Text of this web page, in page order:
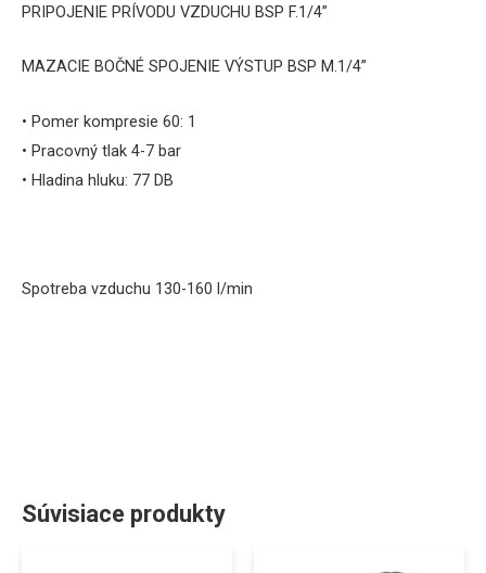
PRIPOJENIE PRÍVODU VZDUCHU BSP F.1/4”
MAZACIE BOČNÉ SPOJENIE VÝSTUP BSP M.1/4”
• Pomer kompresie 60: 1
• Pracovný tlak 4-7 bar
• Hladina hluku: 77 DB
Spotreba vzduchu 130-160 l/min
Súvisiace produkty